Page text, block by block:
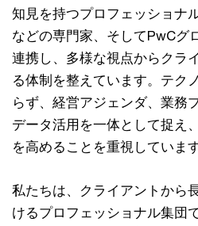
知見を持つプロフェッショナ
などの専門家、そしてPwCグ
連携し、多様な視点からクラ
る体制を整えています。テク
らず、経営アジェンダ、業務
データ活用を一体として捉え
を高めることを重視しています
私たちは、クライアントから
けるプロフェッショナル集団